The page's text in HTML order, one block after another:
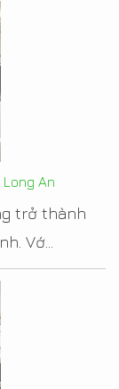
An
trở thành
Vớ...